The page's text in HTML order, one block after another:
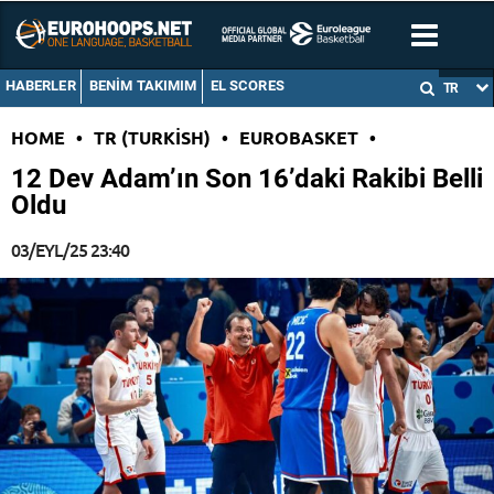
HABERLER BENIM TAKIMIM EL SCORES TR
HOME • TR (TURKISH) • EUROBASKET •
12 Dev Adam’ın Son 16’daki Rakibi Belli
Oldu
03/EYL/25 23:40